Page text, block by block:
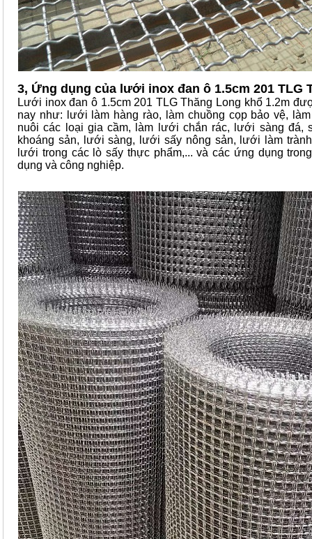
3, Ứng dụng của lưới inox đan ô 1.5cm 201 TLG
Lưới inox đan ô 1.5cm 201 TLG Thăng Long khổ 1.2m
nay như: lưới làm hàng rào, làm chuồng cọp bảo vệ,
nuôi các loại gia cầm, làm lưới chắn rác, lưới sàng đá,
khoáng sản, lưới sàng, lưới sấy nông sản, lưới làm
lưới trong các lò sấy thực phẩm,... và các ứng dụng
dụng và công nghiệp.